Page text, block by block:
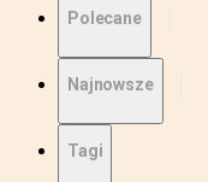
Polecane
Najnowsze
Tagi